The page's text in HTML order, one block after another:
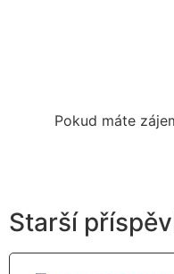
Pokud máte
Starší